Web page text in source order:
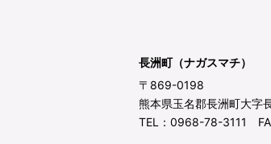
長洲町（ナガスマチ）
〒869-0198
熊本県玉名郡長洲町大字
TEL：0968-78-3111